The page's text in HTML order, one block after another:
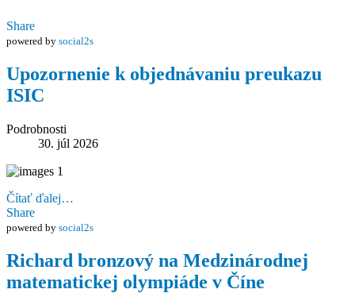
Share
powered by social2s
Upozornenie k objednávaniu preukazu
ISIC
Podrobnosti
30. júl 2026
Čítať ďalej…
Share
powered by social2s
Richard bronzový na Medzinárodnej
matematickej olympiáde v Číne